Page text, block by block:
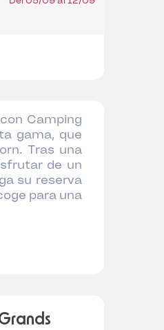
Camping
gama, que
Tras una
de un
su reserva
para una